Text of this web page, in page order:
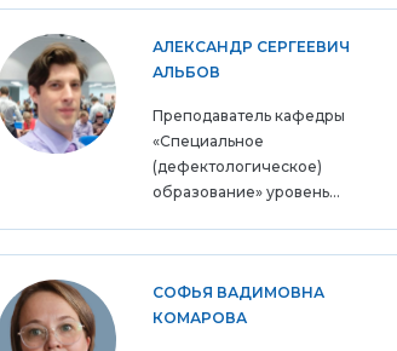
АЛЕКСАНДР СЕРГЕЕВИЧ
АЛЬБОВ
Преподаватель кафедры
«Специальное
(дефектологическое)
образование» уровень...
СОФЬЯ ВАДИМОВНА
КОМАРОВА